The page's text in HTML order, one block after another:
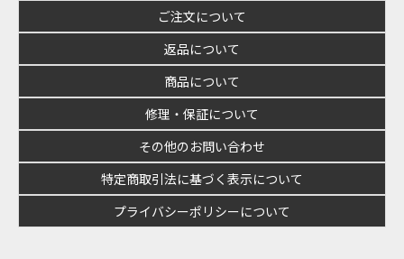
ご注文について
返品について
商品について
修理・保証について
その他のお問い合わせ
特定商取引法に基づく表示について
プライバシーポリシーについて